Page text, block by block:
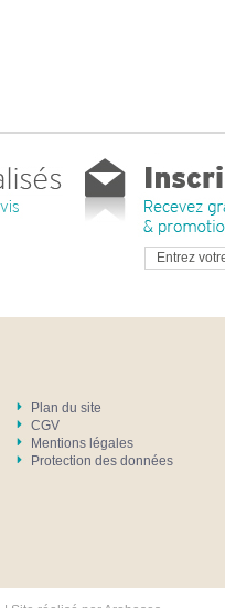
Plan du site
CGV
Mentions légales
Protection des données